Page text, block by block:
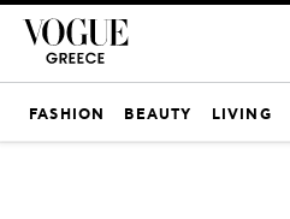
FASHION BEAUTY LIVING